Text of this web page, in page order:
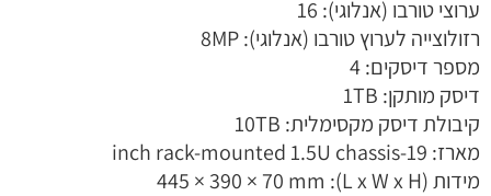
ערוצי טורבו (אנלוגי): 16
רזולוצייה לערוץ טורבו (אנלוגי): 8MP
מספר דיסקים: 4
דיסק מותקן: 1TB
קיבולת דיסק מקסימלית: 10TB
מארז: 19-inch rack-mounted 1.5U chassis
מידות (L x W x H): 445 × 390 × 70 mm